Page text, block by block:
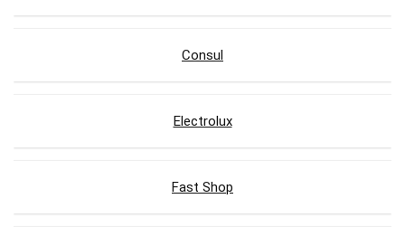
Consul
Electrolux
Fast Shop